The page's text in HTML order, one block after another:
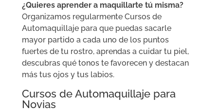
¿Quieres aprender a maquillarte tú misma?
Organizamos regularmente Cursos de
Automaquillaje para que puedas sacarle
mayor partido a cada uno de los puntos
fuertes de tu rostro, aprendas a cuidar tu piel,
descubras qué tonos te favorecen y destacan
más tus ojos y tus labios.
Cursos de Automaquillaje para
Novias